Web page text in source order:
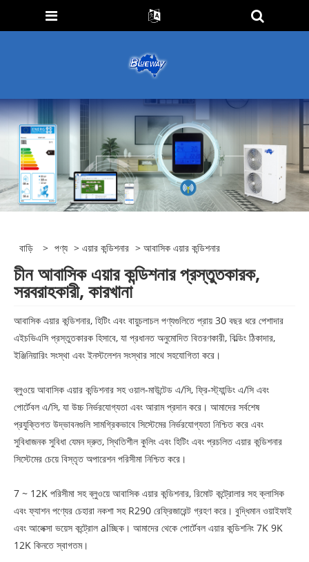
বাড়ি > পণ্য >এয়ার কন্ডিশনার > আবাসিক এয়ার কন্ডিশনার
চীন আবাসিক এয়ার কন্ডিশনার প্রস্তুতকারক,
সরবরাহকারী, কারখানা
আবাসিক এয়ার কন্ডিশনার, হিটিং এবং বায়ুচলাচল পণ্যগুলিতে প্রায় 30 বছর ধরে পেশাদার
এইচভিএসি প্রস্তুতকারক হিসাবে, যা প্রধানত অনুমোদিত বিতরণকারী, বিল্ডিং ঠিকাদার,
ইঞ্জিনিয়ারিং সংস্থা এবং ইনস্টলেশন সংস্থার সাথে সহযোগিতা করে।
ব্লুওয়ে আবাসিক এয়ার কন্ডিশনার সহ ওয়াল-মাউন্টেড এ/সি, ফ্রি-স্ট্যান্ডিং এ/সি এবং
পোর্টেবল এ/সি, যা উচ্চ নির্ভরযোগ্যতা এবং আরাম প্রদান করে। আমাদের সর্বশেষ
প্রযুক্তিগত উদ্ভাবনগুলি সামগ্রিকভাবে সিস্টেমের নির্ভরযোগ্যতা নিশ্চিত করে এবং
সুবিধাজনক সুবিধা যেমন দ্রুত, স্থিতিশীল কুলিং এবং হিটিং এবং প্রচলিত এয়ার কন্ডিশনার
সিস্টেমের চেয়ে বিস্তৃত অপারেশন পরিসীমা নিশ্চিত করে।
7 ~ 12K পরিসীমা সহ ব্লুওয়ে আবাসিক এয়ার কন্ডিশনার, রিমোট কন্ট্রোলার সহ ক্লাসিক
এবং ফ্যাশন পণ্যের চেহারা নকশা সহ R290 রেফ্রিজারেন্ট গ্রহণ করে। বুদ্ধিমান ওয়াইফাই
এবং আলেক্সা ভয়েস কন্ট্রোল alচ্ছিক। আমাদের থেকে পোর্টেবল এয়ার কন্ডিশনিং 7K 9K
12K কিনতে স্বাগতম।